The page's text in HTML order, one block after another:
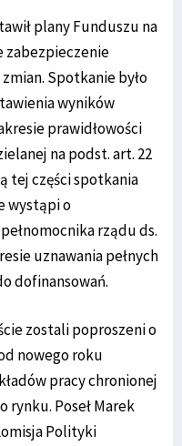
plany Funduszu na
zabezpieczenie
Spotkanie było
wyników
prawidłowości
na podst. art. 22
tej części spotkania
wystąpi o
rządu ds.
uznawania pełnych
dofinansowań.
zostali poproszeni o
nowego roku
pracy chronionej
Poseł Marek
Polityki